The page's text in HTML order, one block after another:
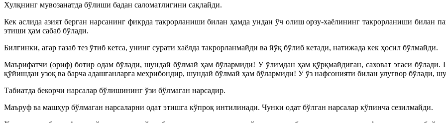
Хулқнинг мувозанатда бўлиши бадан саломатлигини сақлайди.
Кек аслида азият берган нарсанинг фикрда такрорланиши билан ҳамда ундан ўч олиш орзу-хаёлининг такрорланиши билан
этиши ҳам сабаб бўлади.
Билгинки, агар ғазаб тез ўтиб кетса, унинг сурати хаёлда такрорланмайди ва йўқ бўлиб кетади, натижада кек ҳосил бўлмайди.
Маърифатчи (ориф) ботир одам бўлади, шундай бўлмай ҳам бўлармиди! У ўлимдан ҳам қўрқмайдиган, саховат эгаси
қўйишдан узоқ ва барча адашганларга меҳрибондир, шундай бўлмай ҳам бўлармиди! У ўз нафсонияти билан улуғвор бўлади,
Табиатда бекорчи нарсалар бўлишининг ўзи бўлмаган нарсадир.
Маъруф ва машҳур бўлмаган нарсаларни одат этишга кўпроқ интилинади. Чунки одат бўлган нарсалар кўпинча сезилмайди.